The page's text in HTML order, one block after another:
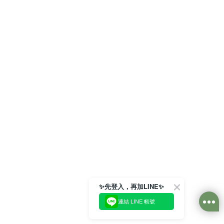
✨先登入，再加LINE✨
連結 LINE 帳號